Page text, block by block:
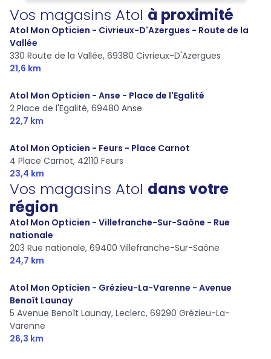
Vos magasins Atol à proximité
Atol Mon Opticien - Civrieux-D'Azergues - Route de la
Vallée
330 Route de la Vallée, 69380 Civrieux-D'Azergues
21,6 km
Atol Mon Opticien - Anse - Place de l'Egalité
2 Place de l'Egalité, 69480 Anse
22,7 km
Atol Mon Opticien - Feurs - Place Carnot
4 Place Carnot, 42110 Feurs
23,4 km
Vos magasins Atol dans votre
région
Atol Mon Opticien - Villefranche-Sur-Saône - Rue
nationale
203 Rue nationale, 69400 Villefranche-Sur-Saône
24,7 km
Atol Mon Opticien - Grézieu-La-Varenne - Avenue
Benoît Launay
5 Avenue Benoît Launay, Leclerc, 69290 Grézieu-La-
Varenne
26,3 km